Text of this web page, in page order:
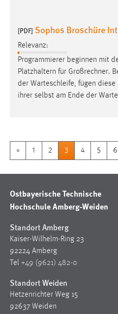
[PDF] Sophos Broschüre
Relevanz:
Programmierer beginnen mit
Platzhaltern für Großrechner.
der Warteschleife, fügen diese
ihrer selbst am Ende der
« 1 2 3 4 5 6
Ostbayerische Technische
Hochschule Amberg-Weiden
Standort Amberg
Kaiser-Wilhelm-Ring 23
92224 Amberg
Tel +49 (9621) 482-0
Standort Weiden
Hetzenrichter Weg 15
92637 Weiden